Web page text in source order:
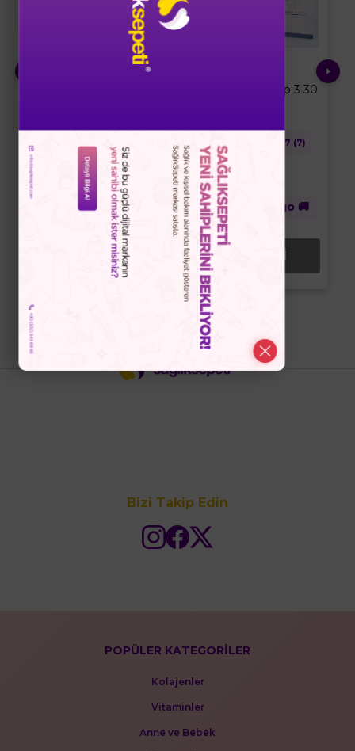
★
★
★
★
★
TÜKENDİ
Collagen Tip 1 Tip 3 30
★
★ 4.7 (7)
Ücretsiz Kargo 🚚
TÜKENDİ
Bizi Takip Edin
POPÜLER KATEGORİLER
Kolajenler
Vitaminler
Anne ve Bebek